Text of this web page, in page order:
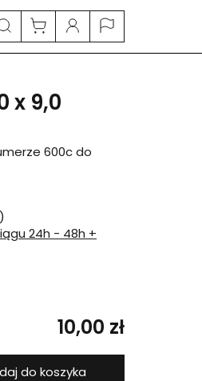
x 9,0
600c do
24h - 48h +
10,00 zł
do koszyka